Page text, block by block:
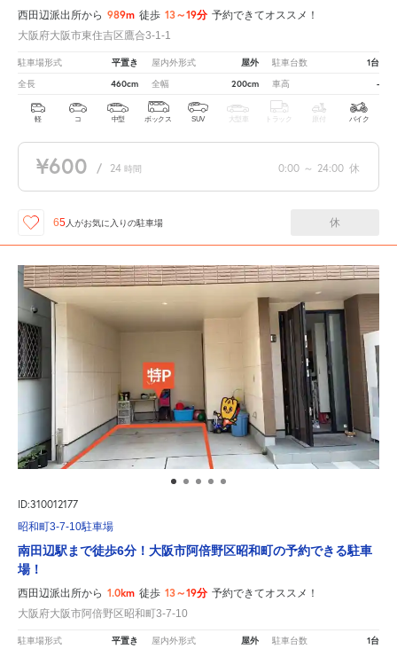
西田辺派出所から 989m 徒歩 13～19分 予約できてオススメ！
大阪府大阪市東住吉区鷹合3-1-1
駐車場形式 平置き 屋内外形式 屋外 駐車台数 1台
全長 460cm 全幅 200cm 車高 -
軽 コ 中型 ボックス SUV 大型車 トラック 原付 バイク
¥600 / 24 時間 0:00 ～ 24:00 休
65人がお気に入りの駐車場 休
ID:310012177
昭和町3-7-10駐車場
南田辺駅まで徒歩6分！大阪市阿倍野区昭和町の予約できる駐車
場！
西田辺派出所から 1.0km 徒歩 13～19分 予約できてオススメ！
大阪府大阪市阿倍野区昭和町3-7-10
駐車場形式 平置き 屋内外形式 屋外 駐車台数 1台